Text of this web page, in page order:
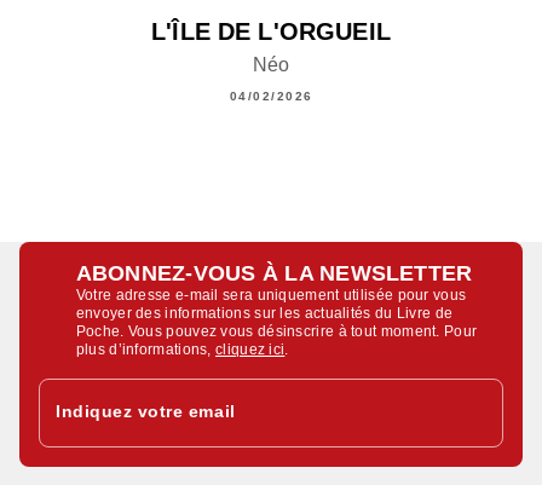
L'ÎLE DE L'ORGUEIL
Néo
04/02/2026
ABONNEZ-VOUS À LA NEWSLETTER
Votre adresse e-mail sera uniquement utilisée pour vous
envoyer des informations sur les actualités du Livre de
Poche. Vous pouvez vous désinscrire à tout moment. Pour
plus d’informations,cliquez ici
Indiquez votre email